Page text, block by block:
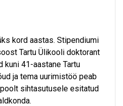
kord aastas. Stipendiumi
Tartu Ülikooli doktorant
kuni 41-aastane Tartu
ja tema uurimistöö peab
sihtasutusele esitatud